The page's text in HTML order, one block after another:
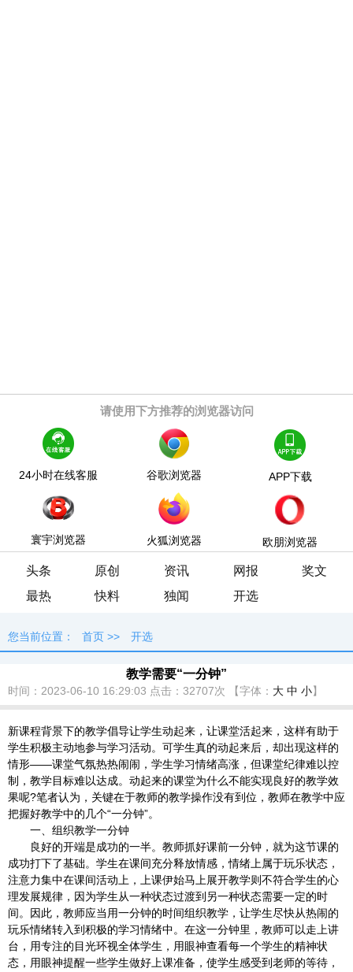
请使用下方推荐的浏览器访问
24小时在线客服 谷歌浏览器 APP下载
寰宇浏览器 火狐浏览器 欧朋浏览器
头条 原创 资讯 网报
奖文
最热
快料 独闻 开选
您当前位置： 首页 >> 开选
教学需要“一分钟”
时间：2023-06-10 16:29:03 点击： 32707次 【字体： 大 中 小】
新课程背景下的教学倡导让学生动起来，让课堂活起来，这样有助于
学生积极主动地参与学习活动。可学生真的动起来后，却出现这样的
情形——课堂气氛热热闹闹，学生学习情绪高涨，但课堂纪律难以控
制，教学目标难以达成。动起来的课堂为什么不能实现良好的教学效
果呢?笔者认为，关键在于教师的教学操作没有到位，教师在教学中应
把握好教学中的几个“一分钟”。
一、组织教学一分钟
良好的开端是成功的一半。教师抓好课前一分钟，就为这节课的
成功打下了基础。学生在课间充分释放情感，情绪上属于玩乐状态，
注意力集中在课间活动上，上课伊始马上展开教学则不符合学生的心
理发展规律，因为学生从一种状态过渡到另一种状态需要一定的时
间。因此，教师应当用一分钟的时间组织教学，让学生尽快从热闹的
玩乐情绪转入到积极的学习情绪中。在这一分钟里，教师可以走上讲
台，用专注的目光环视全体学生，用眼神查看每一个学生的精神状
态，用眼神提醒一些学生做好上课准备，使学生感受到老师的等待，